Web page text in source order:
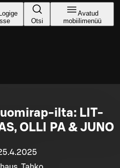
Logige
Otsi
Avatud
mobiilimenüü
ilta: LIT-
OLLI PA & JUNO